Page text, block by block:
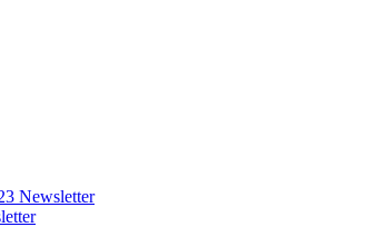
Newsletter